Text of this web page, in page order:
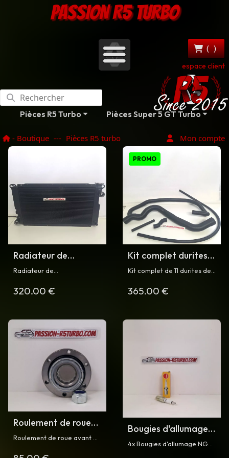
PASSION R5 TURBO
()
espace client
Pièces R5 Turbo Pièces Super 5 GT Turbo
- Boutique --- Pièces R5 turbo Mon compte
Radiateur de
refroidissement R5
Radiateur de
aluminium (peint en noir)
320.00 €
PROMO
Kit complet durites
silicone
Turbo
Kit complet de 11 durites de
avec ses colliers pour
365.00 €
Roulement de roue
pour R5 Turbo
Roulement de roue avant ou
Bougies d'allumage
pour R5 Turbo et
4x Bougies d'allumage NGK